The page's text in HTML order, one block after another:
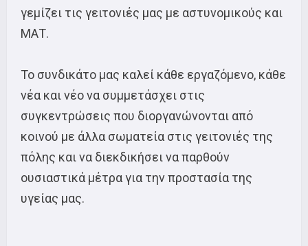
γεμίζει τις γειτονιές μας με αστυνομικούς και
ΜΑΤ.
Το συνδικάτο μας καλεί κάθε εργαζόμενο, κάθε
νέα και νέο να συμμετάσχει στις
συγκεντρώσεις που διοργανώνονται από
κοινού με άλλα σωματεία στις γειτονιές της
πόλης και να διεκδικήσει να παρθούν
ουσιαστικά μέτρα για την προστασία της
υγείας μας.